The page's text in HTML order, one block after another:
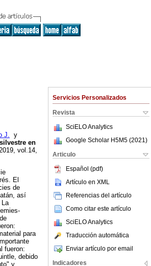
Servicios Personalizados
Revista
SciELO Analytics
Google Scholar H5M5 (2021 )
Articulo
Español (pdf)
Artículo en XML
Referencias del artículo
Como citar este artículo
SciELO Analytics
Traducción automática
Enviar artículo por email
Indicadores
J. y
en
vol.14,
El
de
así
La
para
fueron:
debido
y